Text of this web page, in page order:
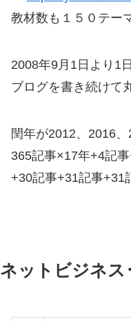
教材数も１５０テー
2008年9月1日より1
ブログを書き続けて
閏年が2012、2016
365記事×17年+4記
+30記事+31記事+31
ネットビジネス